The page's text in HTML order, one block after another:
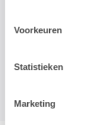
Voorkeuren
Statistieken
Marketing
nieuwsbrief te kunnen
derden, en houden